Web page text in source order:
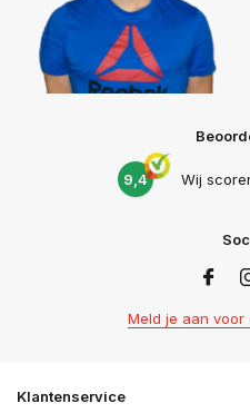
9,4 Wij
Meld je aan
Klantenservice